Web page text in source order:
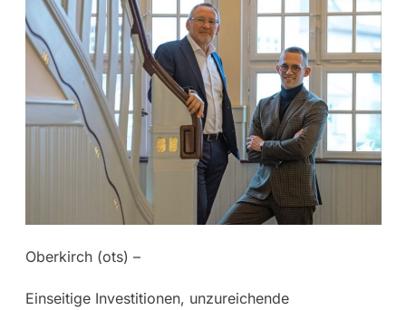
Oberkirch (ots) –
Einseitige Investitionen, unzureichende